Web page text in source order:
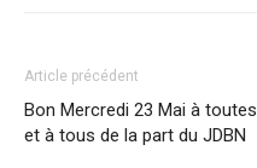
Article précédent
Bon Mercredi 23 Mai à toutes
et à tous de la part du JDBN